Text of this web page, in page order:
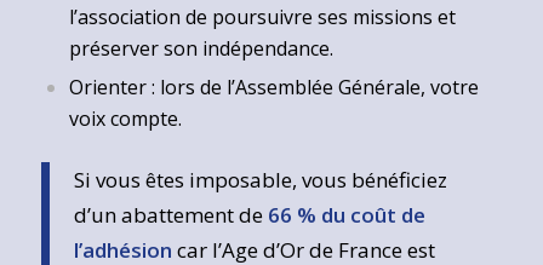
l’association de poursuivre ses missions et
préserver son indépendance.
Orienter : lors de l’Assemblée Générale, votre
voix compte.
Si vous êtes imposable, vous bénéficiez
d’un abattement de 66 % du coût de
l’adhésion car l’Age d’Or de France est